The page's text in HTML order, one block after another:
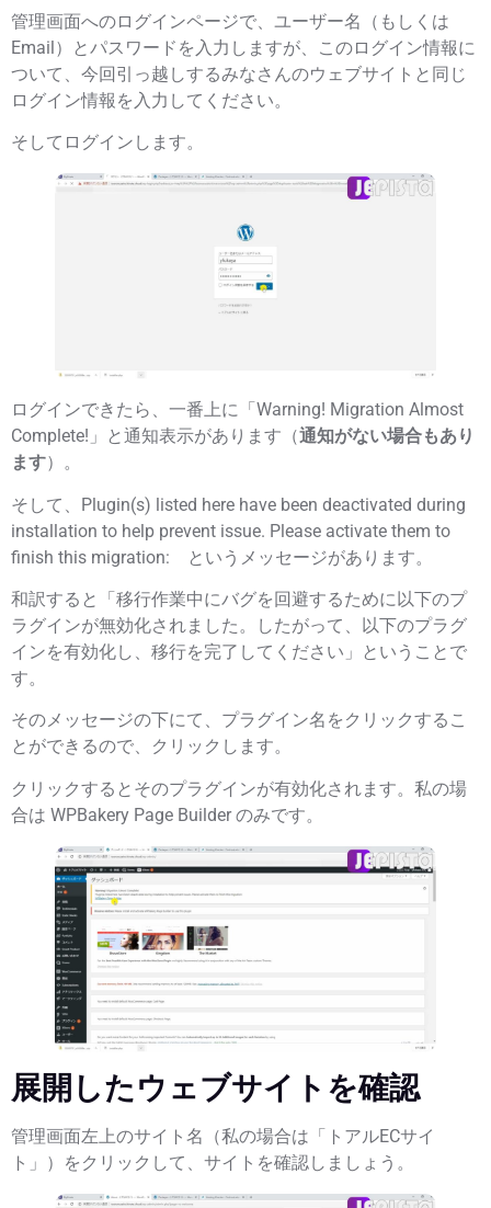
管理画面へのログインページで、ユーザー名（もしくは
Email）とパスワードを入力しますが、このログイン情報に
ついて、 今回引っ越しするみなさんのウェブサイトと同じ
ログイン情報 を入力してください。
そしてログインします。
ログインできたら、一番上に「 Warning! Migration Almost
Complete! 」と通知表示があります（通知がない場合もあり
ます）。
そして、 Plugin(s) listed here have been deactivated during
installation to help prevent issue. Please activate them to
finish this migration: というメッセージがあります。
和訳すると「移行作業中にバグを回避するために以下のプ
ラグインが無効化されました。したがって、以下のプラグ
インを有効化し、移行を完了してください 」ということで
す。
そのメッセージの下にて、 プラグイン名をクリックするこ
とができるので、クリックします。
クリックするとそのプラグインが有効化されます。私の場
合は WPBakery Page Builderのみです。
展開したウェブサイトを確認
管理画面左上のサイト名（私の場合は「トアルECサイ
ト」）をクリックして、サイトを確認しましょう。